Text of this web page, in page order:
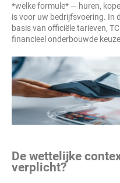
*welke formule* — huren,
is voor uw bedrijfsvoering. In
basis van officiële tarieven,
financieel onderbouwde
De wettelijke
verplicht?